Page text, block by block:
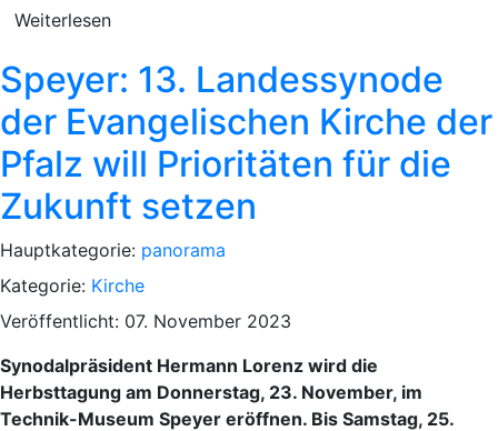
Weiterlesen
Speyer: 13. Landessynode
der Evangelischen Kirche der
Pfalz will Prioritäten für die
Zukunft setzen
Hauptkategorie: panorama
Kategorie: Kirche
Veröffentlicht: 07. November 2023
Synodalpräsident Hermann Lorenz wird die
Herbsttagung am Donnerstag, 23. November, im
Technik-Museum Speyer eröffnen. Bis Samstag, 25.